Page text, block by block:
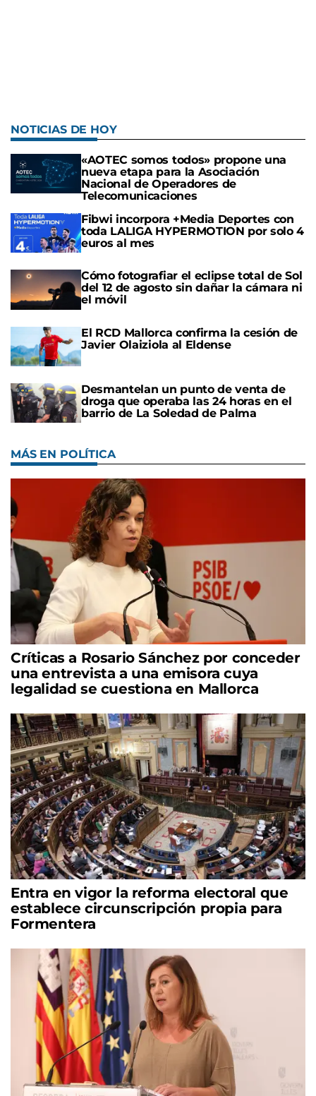
NOTICIAS DE HOY
«AOTEC somos todos» propone una
nueva etapa para la Asociación
Nacional de Operadores de
Telecomunicaciones
Fibwi incorpora +Media Deportes con
toda LALIGA HYPERMOTION por solo 4
euros al mes
Cómo fotografiar el eclipse total de Sol
del 12 de agosto sin dañar la cámara ni
el móvil
El RCD Mallorca confirma la cesión de
Javier Olaiziola al Eldense
Desmantelan un punto de venta de
droga que operaba las 24 horas en el
barrio de La Soledad de Palma
MÁS EN POLÍTICA
Críticas a Rosario Sánchez por conceder
una entrevista a una emisora cuya
legalidad se cuestiona en Mallorca
Entra en vigor la reforma electoral que
establece circunscripción propia para
Formentera